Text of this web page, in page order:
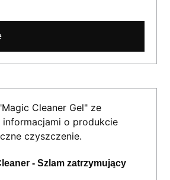
- Szlam zatrzymujący